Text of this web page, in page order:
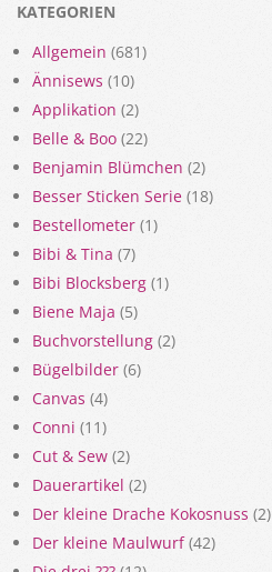
KATEGORIEN
Allgemein (681)
Ännisews (10)
Applikation (2)
Belle & Boo (22)
Benjamin Blümchen (2)
Besser Sticken Serie (18)
Bestellometer (1)
Bibi & Tina (7)
Bibi Blocksberg (1)
Biene Maja (5)
Buchvorstellung (2)
Bügelbilder (6)
Canvas (4)
Conni (11)
Cut & Sew (2)
Dauerartikel (2)
Der kleine Drache Kokosnuss (2)
Der kleine Maulwurf(42)